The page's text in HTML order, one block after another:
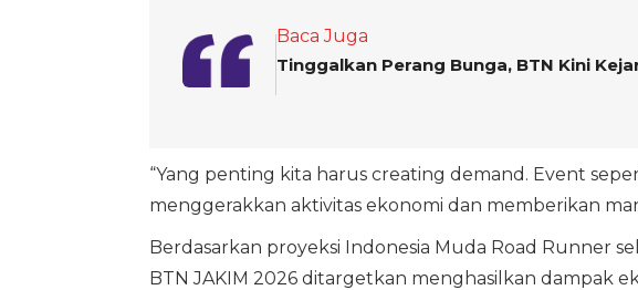
Baca Juga
Tinggalkan Perang Bunga, BTN Kini
“Yang penting kita harus creating demand. Event
menggerakkan aktivitas ekonomi dan memberikan
Berdasarkan proyeksi Indonesia Muda Road Runner
BTN JAKIM 2026 ditargetkan menghasilkan dampak